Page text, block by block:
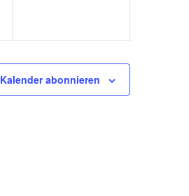
Kalender abonnieren